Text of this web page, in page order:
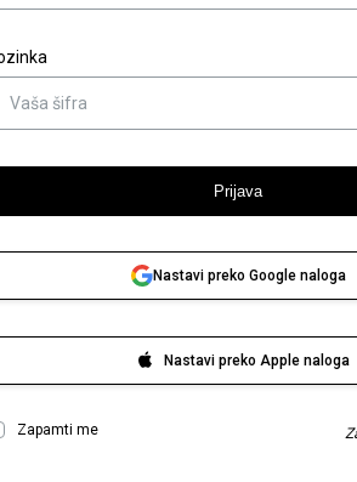
Prijava
Nastavi preko Google naloga
Nastavi preko Apple naloga
Zapamti me